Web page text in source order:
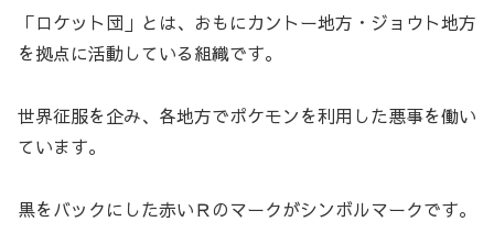
「ロケット団」とは、おもにカントー地方・ジョウト地方
を拠点に活動している組織です。
世界征服を企み、各地方でポケモンを利用した悪事を働い
ています。
黒をバックにした赤いＲのマークがシンボルマークです。